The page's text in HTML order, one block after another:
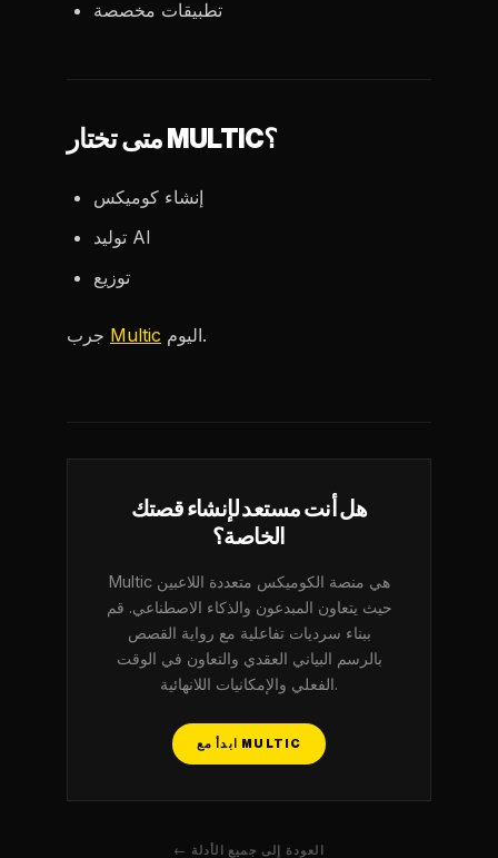
تطبيقات مخصصة
متى تختار MULTIC؟
إنشاء كوميكس
توليد AI
توزيع
Multic اليوم.
هل أنت مستعد لإنشاء قصتك
الخاصة؟
Multic هي منصة الكوميكس متعددة اللاعبين
حيث يتعاون المبدعون والذكاء الاصطناعي. قم
ببناء سرديات تفاعلية مع رواية القصص
بالرسم البياني العقدي والتعاون في الوقت
الفعلي والإمكانيات اللانهائية.
ابدأ مع MULTIC
← العودة إلى جميع الأدلة